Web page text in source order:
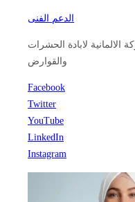
الدعم الفنى
الالمانية لابادة الحشرات
والقوارض
Facebook
Twitter
YouTube
LinkedIn
Instagram